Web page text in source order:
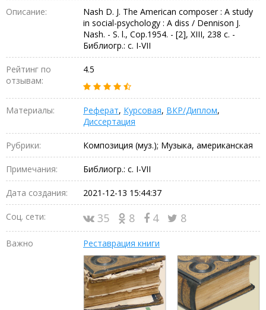
Описание:
Nash D. J. The American composer : A study
in social-psychology : A diss / Dennison J.
Nash. - S. l., Cop.1954. - [2], XIII, 238 с. -
Библиогр.: с. I-VII
Рейтинг по
отзывам:
4.5
Материалы: Реферат, Курсовая, ВКР/Диплом,
Диссертация
Рубрики: Композиция (муз.); Музыка, американская
Примечания: Библиогр.: с. I-VII
Дата создания: 2021-12-13 15:44:37
Соц. сети: 35 8 4 8
Важно Реставрация книги